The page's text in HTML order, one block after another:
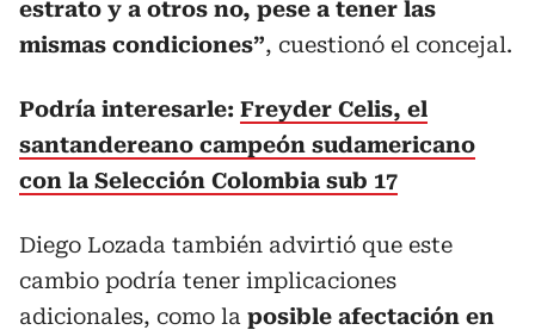
estrato y a otros no, pese a tener las
mismas condiciones”, cuestionó el concejal.
Podría interesarle: Freyder Celis, el
santandereano campeón sudamericano
con la Selección Colombia sub 17
Diego Lozada también advirtió que este
cambio podría tener implicaciones
adicionales, como la posible afectación en